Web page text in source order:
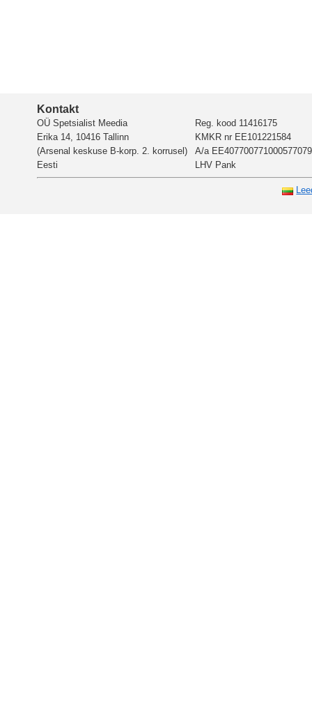
Kontakt
OÜ Spetsialist Meedia
Erika 14, 10416 Tallinn
(Arsenal keskuse B-korp. 2. korrusel)
Eesti
Reg. kood 11416175
KMKR nr EE101221584
A/a EE407700771000577079
LHV Pank